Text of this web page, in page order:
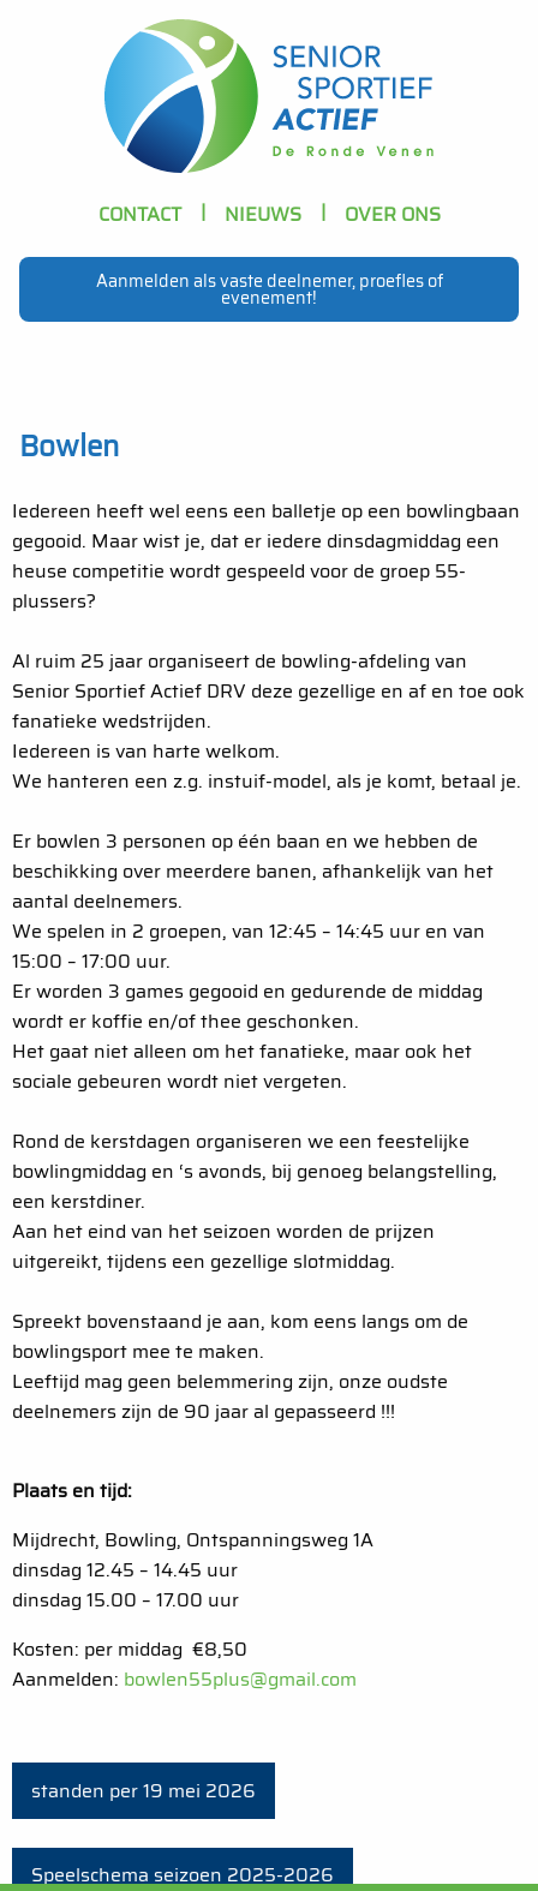
Skip to main content
Header
Navigation
CONTACT NIEUWS OVER ONS
Aanmelden als vaste deelnemer, proefles of
evenement!
Bowlen
Iedereen heeft wel eens een balletje op een bowlingbaan
gegooid. Maar wist je, dat er iedere dinsdagmiddag een
heuse competitie wordt gespeeld voor de groep 55-
plussers?
Al ruim 25 jaar organiseert de bowling-afdeling van
Senior Sportief Actief DRV deze gezellige en af en toe ook
fanatieke wedstrijden.
Iedereen is van harte welkom.
We hanteren een z.g. instuif-model, als je komt, betaal je.
Er bowlen 3 personen op één baan en we hebben de
beschikking over meerdere banen, afhankelijk van het
aantal deelnemers.
We spelen in 2 groepen, van 12:45 – 14:45 uur en van
15:00 – 17:00 uur.
Er worden 3 games gegooid en gedurende de middag
wordt er koffie en/of thee geschonken.
Het gaat niet alleen om het fanatieke, maar ook het
sociale gebeuren wordt niet vergeten.
Rond de kerstdagen organiseren we een feestelijke
bowlingmiddag en ‘s avonds, bij genoeg belangstelling,
een kerstdiner.
Aan het eind van het seizoen worden de prijzen
uitgereikt, tijdens een gezellige slotmiddag.
Spreekt bovenstaand je aan, kom eens langs om de
bowlingsport mee te maken.
Leeftijd mag geen belemmering zijn, onze oudste
deelnemers zijn de 90 jaar al gepasseerd !!!
Plaats en tijd:
Mijdrecht, Bowling, Ontspanningsweg 1A
dinsdag 12.45 – 14.45 uur
dinsdag 15.00 – 17.00 uur
Kosten: per middag €8,50
Aanmelden: bowlen55plus@gmail.com
standen per 19 mei 2026
Speelschema seizoen 2025-2026